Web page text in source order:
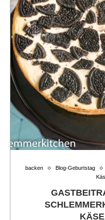
backen Blog-Geburtstag